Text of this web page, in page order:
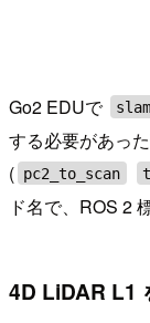
Go2 EDUで
する必要があっ
( pc2_to_scan
ド名で、ROS 2
4D LiDAR L1